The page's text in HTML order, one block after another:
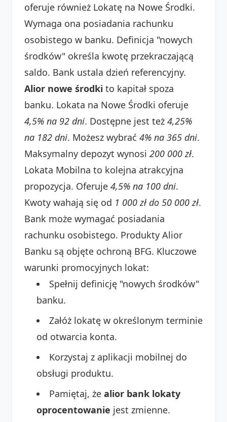
oferuje również Lokatę na Nowe Środki.
Wymaga ona posiadania rachunku
osobistego w banku. Definicja "nowych
środków" określa kwotę przekraczającą
saldo. Bank ustala dzień referencyjny.
Alior nowe środki to kapitał spoza
banku. Lokata na Nowe Środki oferuje
4,5% na 92 dni. Dostępne jest też 4,25%
na 182 dni. Możesz wybrać 4% na 365 dni.
Maksymalny depozyt wynosi 200 000 zł.
Lokata Mobilna to kolejna atrakcyjna
propozycja. Oferuje 4,5% na 100 dni.
Kwoty wahają się od 1 000 zł do 50 000 zł.
Bank może wymagać posiadania
rachunku osobistego. Produkty Alior
Banku są objęte ochroną BFG. Kluczowe
warunki promocyjnych lokat:
Spełnij definicję "nowych środków"
banku.
Załóż lokatę w określonym terminie
od otwarcia konta.
Korzystaj z aplikacji mobilnej do
obsługi produktu.
Pamiętaj, że alior bank lokaty
oprocentowanie jest zmienne.